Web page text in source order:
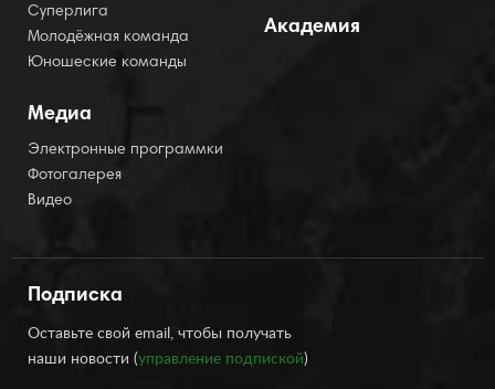
Суперлига
Молодёжная команда
Юношеские команды
Медиа
Электронные программки
Фотогалерея
Видео
Академия
Подписка
Оставьте свой email, чтобы получать
наши новости (управление подпиской)